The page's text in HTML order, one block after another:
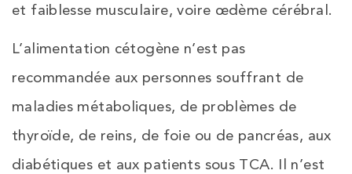
et faiblesse musculaire, voire œdème cérébral.
L’alimentation cétogène n’est pas
recommandée aux personnes souffrant de
maladies métaboliques, de problèmes de
thyroïde, de reins, de foie ou de pancréas, aux
diabétiques et aux patients sous TCA. Il n’est